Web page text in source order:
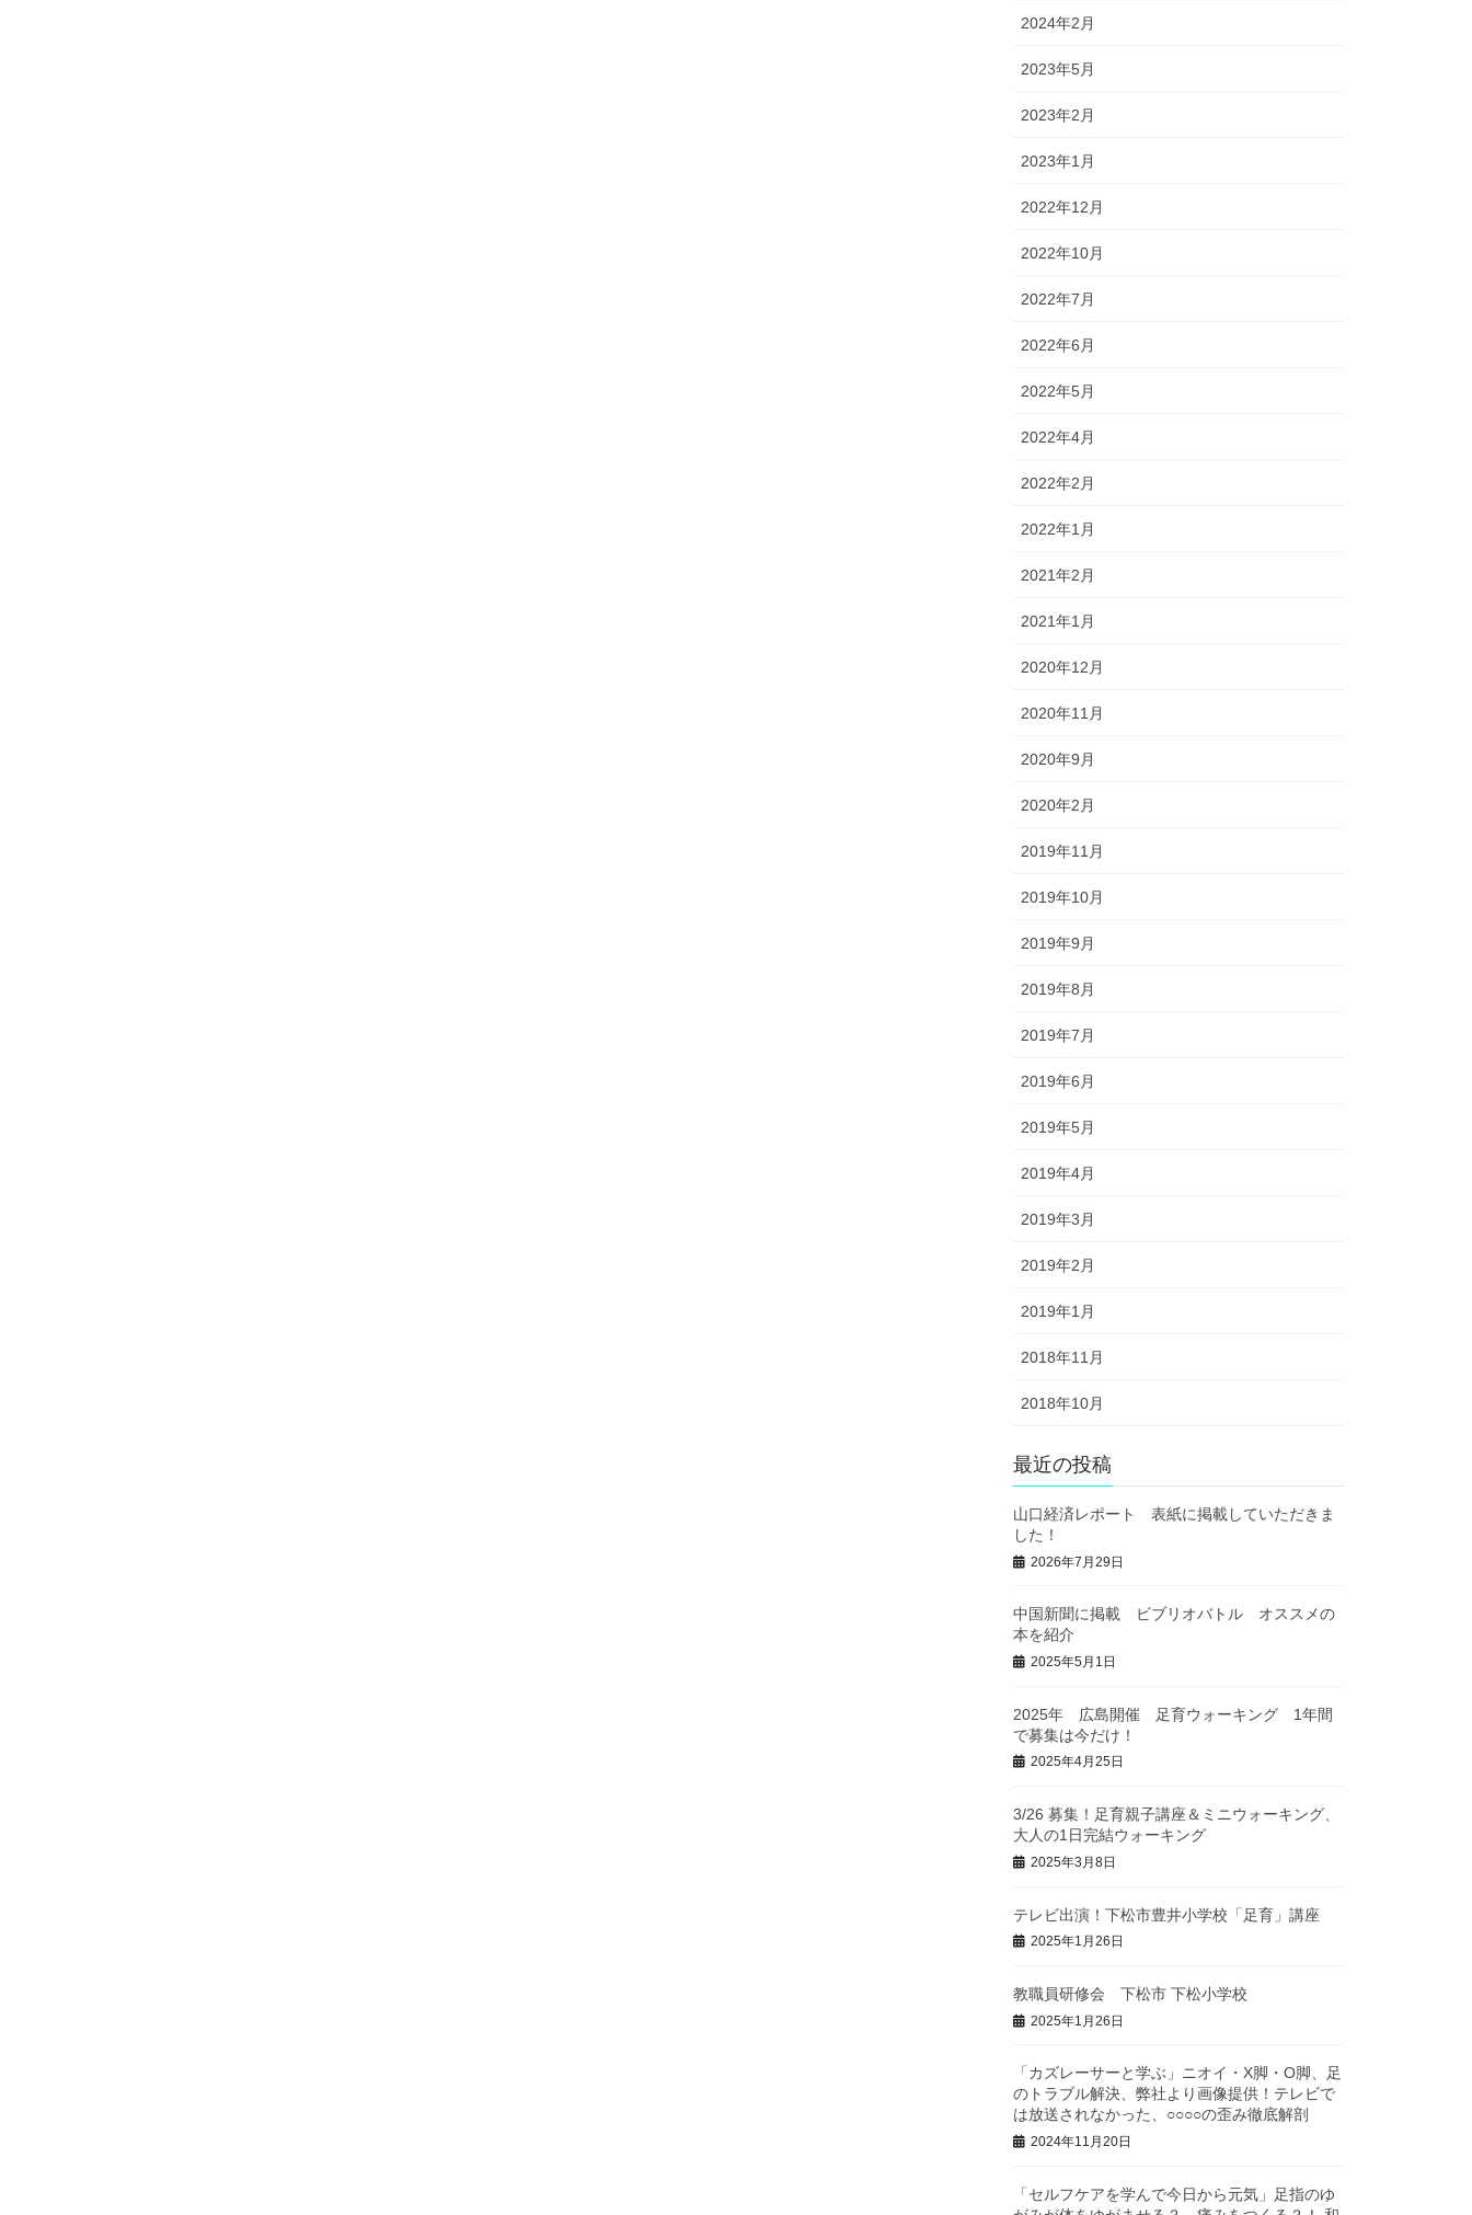
2024年2月
2023年5月
2023年2月
2023年1月
2022年12月
2022年10月
2022年7月
2022年6月
2022年5月
2022年4月
2022年2月
2022年1月
2021年2月
2021年1月
2020年12月
2020年11月
2020年9月
2020年2月
2019年11月
2019年10月
2019年9月
2019年8月
2019年7月
2019年6月
2019年5月
2019年4月
2019年3月
2019年2月
2019年1月
2018年11月
2018年10月
最近の投稿
山口経済レポート 表紙に掲載していただきま
した！
2026年7月29日
中国新聞に掲載 ビブリオバトル オススメの
本を紹介
2025年5月1日
2025年 広島開催 足育ウォーキング 1年間
で募集は今だけ！
2025年4月25日
3/26 募集！足育親子講座＆ミニウォーキング、
大人の1日完結ウォーキング
2025年3月8日
テレビ出演！下松市豊井小学校「足育」講座
2025年1月26日
教職員研修会 下松市 下松小学校
2025年1月26日
「カズレーサーと学ぶ」ニオイ・X脚・O脚、足
のトラブル解決、弊社より画像提供！テレビで
は放送されなかった、○○○○の歪み徹底解剖
2024年11月20日
「セルフケアを学んで今日から元気」足指のゆ